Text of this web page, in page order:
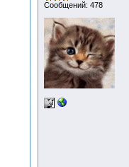
Сообщений: 478